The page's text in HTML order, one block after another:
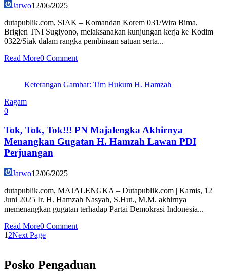
Jarwo12/06/2025
dutapublik.com, SIAK – Komandan Korem 031/Wira Bima,
Brigjen TNI Sugiyono, melaksanakan kunjungan kerja ke Kodim
0322/Siak dalam rangka pembinaan satuan serta...
Read More0 Comment
Keterangan Gambar: Tim Hukum H. Hamzah
Ragam
0
Tok, Tok, Tok!!! PN Majalengka Akhirnya
Menangkan Gugatan H. Hamzah Lawan PDI
Perjuangan
Jarwo12/06/2025
dutapublik.com, MAJALENGKA – Dutapublik.com | Kamis, 12
Juni 2025 Ir. H. Hamzah Nasyah, S.Hut., M.M. akhirnya
memenangkan gugatan terhadap Partai Demokrasi Indonesia...
Read More0 Comment
1 2Next Page
Posko Pengaduan